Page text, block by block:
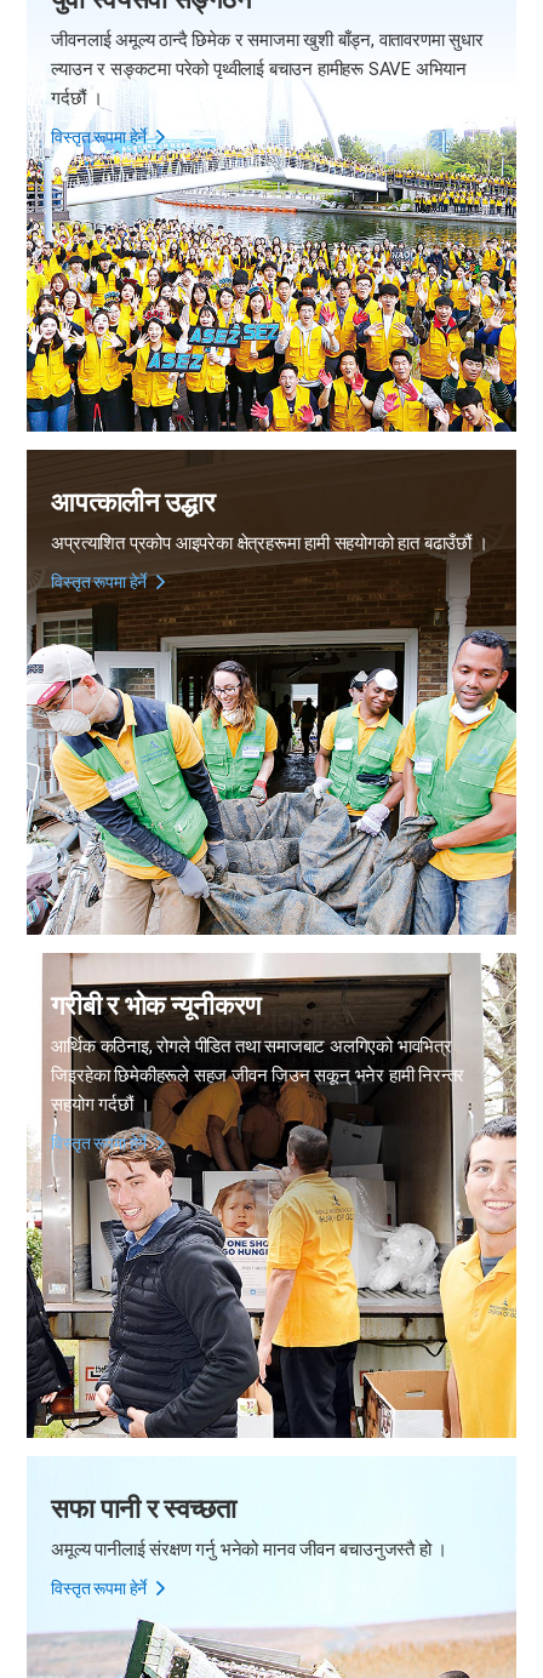
जीवनलाई अमूल्य ठान्दै छिमेक र समाजमा खुशी बाँड्न,वातावरणमा सुधार
ल्याउन र सङ्कटमा परेको पृथ्वीलाई बचाउन हामीहरू SAVE अभियान
गर्दछौं ।
विस्तृत रूपमा हेर्ने
आपत्कालीन उद्धार
अप्रत्याशित प्रकोप आइपरेका क्षेत्रहरूमाहामी सहयोगको हात बढाउँछौं ।
विस्तृत रूपमा हेर्ने
गरीबी र भोक न्यूनीकरण
आर्थिक कठिनाइ, रोगले पीडित तथा समाजबाट अलगिएको भावभित्र
जिइरहेका छिमेकीहरूले सहज जीवन जिउन सकून् भनेर हामी निरन्तर
सहयोग गर्दछौं ।
विस्तृत रूपमा हेर्ने
सफा पानी र स्वच्छता
अमूल्य पानीलाई संरक्षण गर्नु भनेको मानव जीवन बचाउनुजस्तै हो ।
विस्तृत रूपमा हेर्ने